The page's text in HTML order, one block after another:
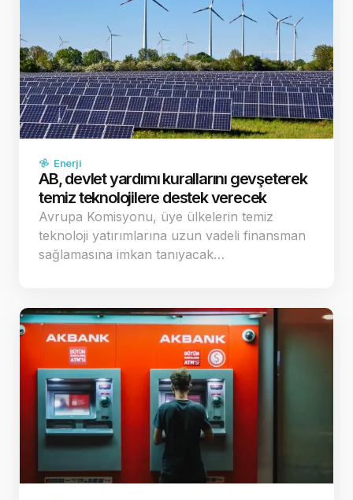
Enerji
AB, devlet yardımı kurallarını gevşeterek
temiz teknolojilere destek verecek
Avrupa Komisyonu, üye ülkelerin temiz
teknoloji yatırımlarına uzun vadeli finansman
sağlamasına imkan tanıyacak…